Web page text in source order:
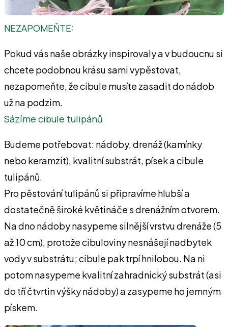
NEZAPOMEŇTE:
Pokud vás naše obrázky inspirovaly a v budoucnu si
chcete podobnou krásu sami vypěstovat,
nezapomeňte, že cibule musíte zasadit do nádob
už na podzim.
Sázíme cibule tulipánů
Budeme potřebovat: nádoby, drenáž (kamínky
nebo keramzit), kvalitní substrát, písek a cibule
tulipánů.
Pro pěstování tuIipánů si připravíme hlubší a
dostatečně široké květináče s drenážním otvorem.
Na dno nádoby nasypeme silnější vrstvu drenáže (5
až 10 cm), protože cibuloviny nesnášejí nadbytek
vody v substrátu; cibule pak trpí hnilobou. Na ni
potom nasypeme kvalitní zahradnický substrát (asi
do tří čtvrtin výšky nádoby) a zasypeme ho jemným
pískem.